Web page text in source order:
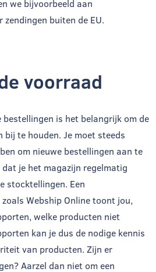
we bijvoorbeeld aan
buiten de EU.
voorraad
bestellingen is het belangrijk om de
te houden. Je moet steeds
om nieuwe bestellingen aan te
je het magazijn regelmatig
stocktellingen. Een
Webship Online toont jou,
welke producten niet
kan je dus de nodige kennis
van producten. Zijn er
Aarzel dan niet om een